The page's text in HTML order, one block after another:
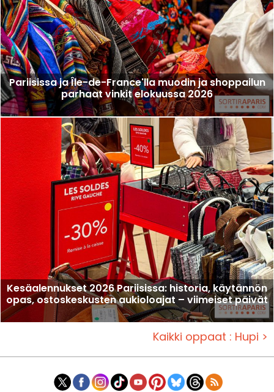
Pariisissa ja Île-de-France'lla muodin ja shoppailun
parhaat vinkit elokuussa 2026
Kesäalennukset 2026 Pariisissa: historia, käytännön
opas, ostoskeskusten aukioloajat – viimeiset päivät
Kaikki oppaat : Hupi >